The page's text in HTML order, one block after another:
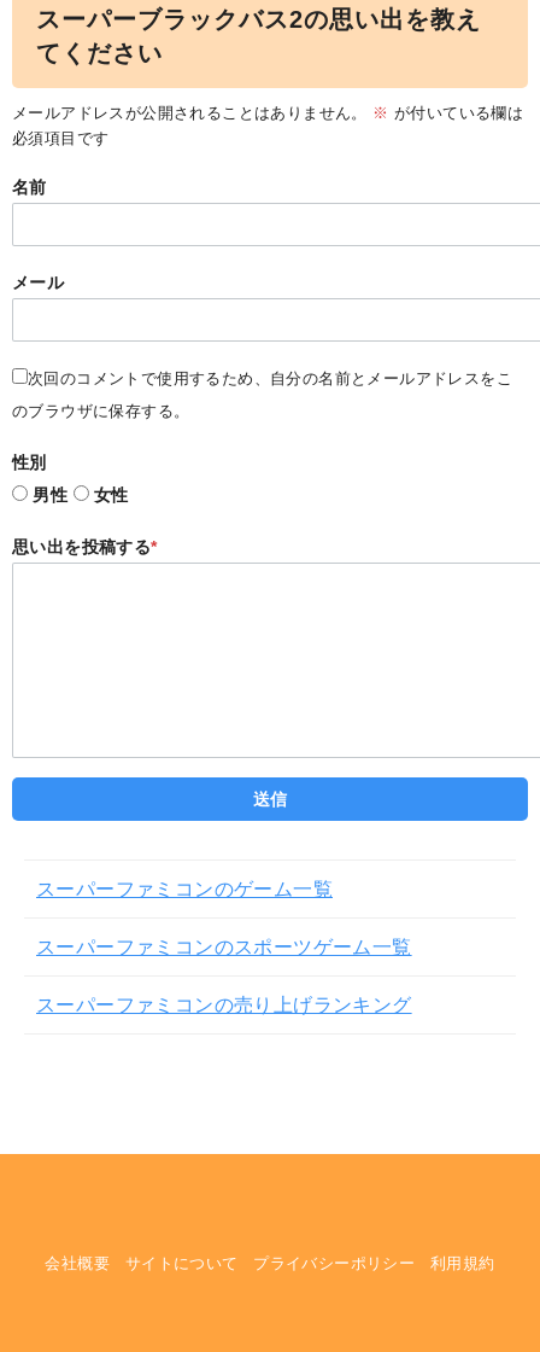
スーパーブラックバス2の思い出を教え
てください
メールアドレスが公開されることはありません。 ※ が付いている欄は
必須項目です
名前
メール
次回のコメントで使用するため、自分の名前とメールアドレスをこ
のブラウザに保存する。
性別
男性
女性
思い出を投稿する*
スーパーファミコンのゲーム一覧
スーパーファミコンのスポーツゲーム一覧
スーパーファミコンの売り上げランキング
会社概要 サイトについて プライバシーポリシー 利用規約